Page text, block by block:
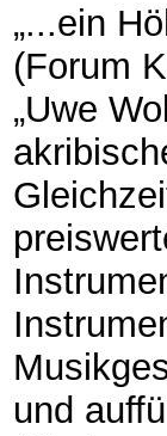
„...ein
(Forum
„Uwe
und